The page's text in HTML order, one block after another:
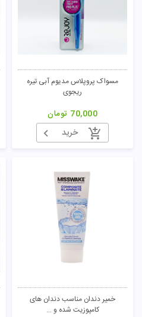
مسواک پروپلاس مدیوم آبی تیره
ریجوی
70,000 تومان
خرید
خمیر دندان مناسب دندان های
کامپوزیت شده و ...